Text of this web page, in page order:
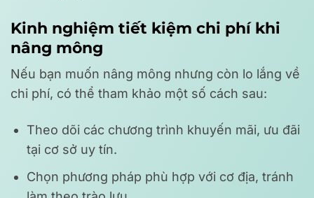
Kinh nghiệm tiết kiệm chi phí khi
nâng mông
Nếu bạn muốn nâng mông nhưng còn lo lắng về
chi phí, có thể tham khảo một số cách sau:
Theo dõi các chương trình khuyến mãi, ưu đãi
tại cơ sở uy tín.
Chọn phương pháp phù hợp với cơ địa, tránh